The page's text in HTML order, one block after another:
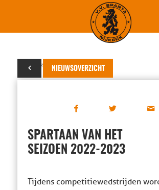
NIEUWSOVERZICHT
29 januari 2023
SPARTAAN VAN HET
SEIZOEN 2022-2023
Tijdens competitiewedstrijden